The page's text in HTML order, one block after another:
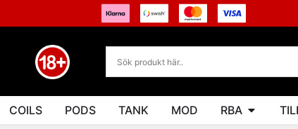
COILS PODS TANK MOD RBA